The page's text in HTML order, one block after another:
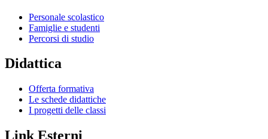
Personale scolastico
Famiglie e studenti
Percorsi di studio
Didattica
Offerta formativa
Le schede didattiche
I progetti delle classi
Link Esterni